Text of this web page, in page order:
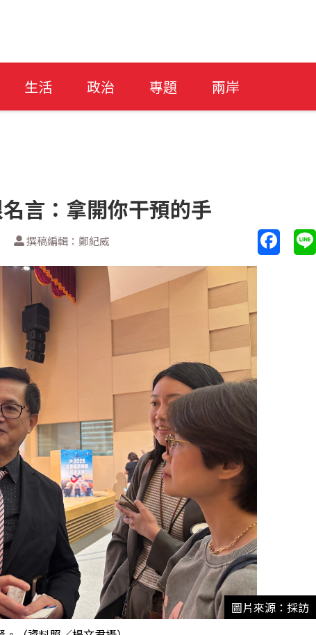
生活 政治 專題 兩岸
言：拿開你干預的手
撰稿編輯：鄭紀威
圖片來源：採訪